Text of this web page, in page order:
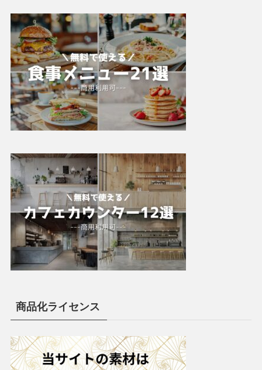
商品化ライセンス